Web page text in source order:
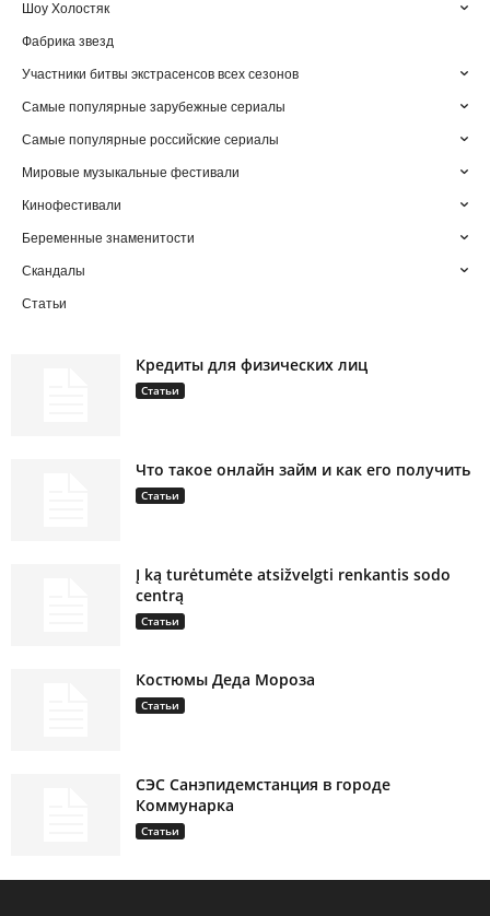
Шоу Холостяк
Фабрика звезд
Участники битвы экстрасенсов всех сезонов
Самые популярные зарубежные сериалы
Самые популярные российские сериалы
Мировые музыкальные фестивали
Кинофестивали
Беременные знаменитости
Скандалы
Статьи
Кредиты для физических лиц
Статьи
Что такое онлайн займ и как его получить
Статьи
Į ką turėtumėte atsižvelgti renkantis sodo
centrą
Статьи
Костюмы Деда Мороза
Статьи
СЭС Санэпидемстанция в городе
Коммунарка
Статьи